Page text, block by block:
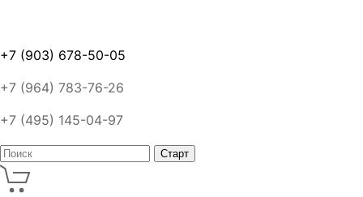
+7 (903) 678-50-05
+7 (964) 783-76-26
+7 (495) 145-04-97